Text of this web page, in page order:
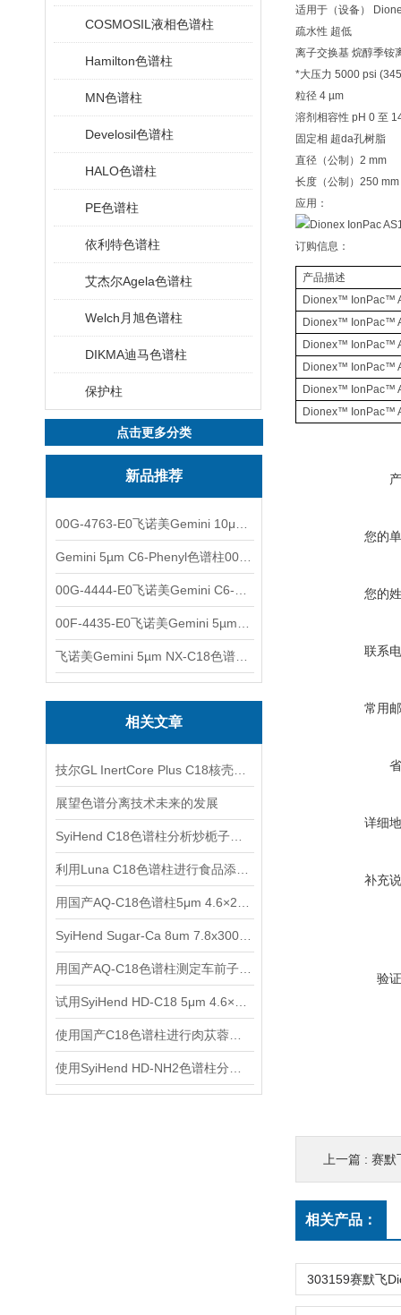
COSMOSIL液相色谱柱
Hamilton色谱柱
MN色谱柱
Develosil色谱柱
HALO色谱柱
PE色谱柱
依利特色谱柱
艾杰尔Agela色谱柱
Welch月旭色谱柱
DIKMA迪马色谱柱
保护柱
点击更多分类
新品推荐
相关文章
展望色谱分离技术未来的发展
适用于（设备）
疏水性 超低
离子交换基 烷醇季铵
*大压力 5000 psi
粒径 4 µm
溶剂相容性 pH 0 至
固定相 超da孔树脂
直径（公制）2 mm
长度（公制）250 mm
应用：
订购信息：
产品描述
Dionex™ IonPac™
Dionex™ IonPac™
Dionex™ IonPac™
Dionex™ IonPac™
Dionex™ IonPac™
Dionex™ IonPac™
您的
您的
联系
常用
详细
补充
验
上一篇 : 赛默
相关产品：